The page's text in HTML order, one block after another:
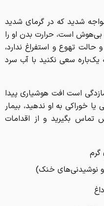
شدید که در گرمای شدید
است، حرارت بدن او را
تهوع و استفراغ ندارد،
سعی نکنید با آب سرد
است افت هوشیاری پیدا
خوراکی به او ندهید، بیمار
تماس بگیرید و از اقدامات
گرم
و نوشیدنی‌های خنک)